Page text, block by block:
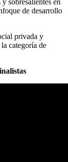
de desarrollo
privada y
categoría de